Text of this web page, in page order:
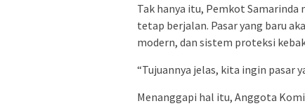
Tak hanya itu, Pemkot
tetap berjalan. Pasar yang baru
modern, dan sistem proteksi
“Tujuannya jelas, kita ingin pasar
Menanggapi hal itu, Anggota